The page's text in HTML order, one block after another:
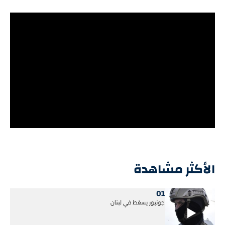
الأكثر مشاهدة
01
جونيور يسقط في لبنان